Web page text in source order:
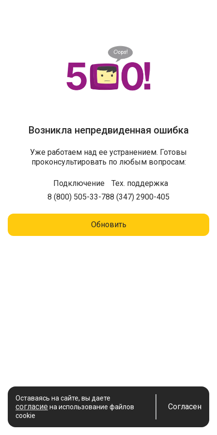
Возникла непредвиденная ошибка
Уже работаем над ее устранением. Готовы
проконсультировать по любым вопросам:
Подключение
8 (800) 505-33-78
Тех. поддержка
8 (347) 2900-405
Обновить
Оставаясь на сайте, вы даете
согласие на использование файлов
cookie
Согласен